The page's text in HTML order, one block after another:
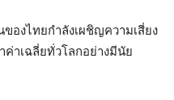
องไทยกำลังเผชิญความเสี่ยง
าเฉลี่ยทั่วโลกอย่างมีนัย